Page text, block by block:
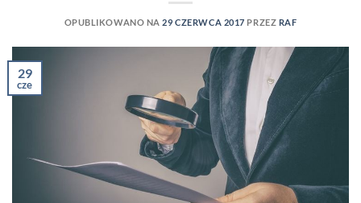
OPUBLIKOWANO NA29 CZERWCA 2017 PRZEZ RAF
29
cze